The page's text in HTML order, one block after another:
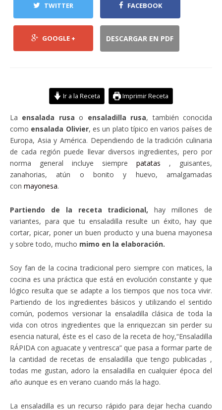
TWITTER FACEBOOK
GOOGLE + DESCARGAR EN PDF
Ir a la Receta Imprimir Receta
La ensalada rusa o ensaladilla rusa, también conocida
como ensalada Olivier, es un plato típico en varios países de
Europa, Asia y América. Dependiendo de la tradición culinaria
de cada región puede llevar diversos ingredientes, pero por
norma general incluye siempre patatas , guisantes,
zanahorias, atún o bonito y huevo, amalgamadas
con mayonesa.
Partiendo de la receta tradicional, hay millones de
variantes, para que tu ensaladilla resulte un éxito, hay que
cortar, picar, poner un buen producto y una buena mayonesa
y sobre todo, mucho mimo en la elaboración.
Soy fan de la cocina tradicional pero siempre con matices, la
cocina es una práctica que está en evolución constante y que
lógico resulta que se adapte a los tiempos que nos toca vivir.
Partiendo de los ingredientes básicos y utilizando el sentido
común, podemos versionar la ensaladilla clásica de toda la
vida con otros ingredientes que la enriquezcan sin perder su
esencia natural, éste es el caso de la receta de hoy,“Ensaladilla
RÁPIDA con aguacate y ventresca” que pasa a formar parte de
la cantidad de recetas de ensaladilla que tengo publicadas ,
todas me gustan, adoro la ensaladilla en cualquier época del
año aunque es en verano cuando más la hago.
La ensaladilla es un recurso rápido para dejar hecha cuando